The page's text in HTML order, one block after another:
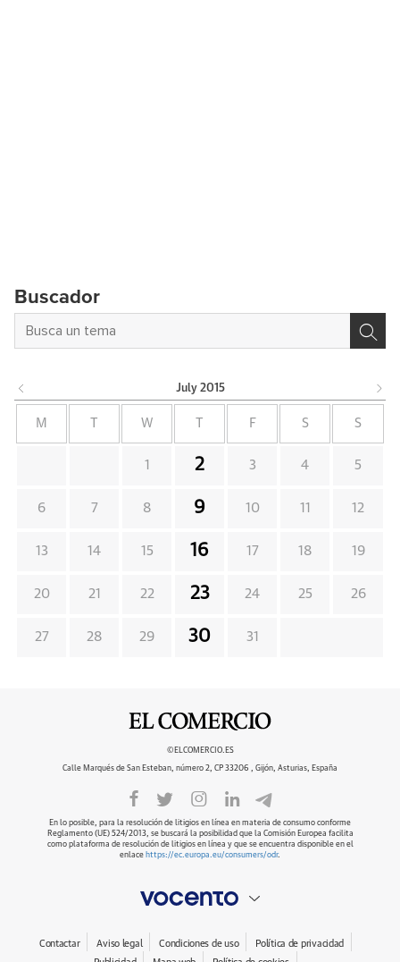
Buscador
July 2015
M W F S S
1 2 3 4 5
6 7 8 9 10 11 12
13 14 15 16 17 18 19
20 21 22 23 24 25 26
27 28 29 30 31
©ELCOMERCIO.ES
Calle Marqués de San Esteban, número 2, CP 33206 , Gijón, Asturias, España
En lo posible, para la resolución de litigios en línea en materia de consumo conforme
Reglamento (UE) 524/2013, se buscará la posibilidad que la Comisión Europea facilita
como plataforma de resolución de litigios en línea y que se encuentra disponible en el
enlace https://ec.europa.eu/consumers/odr.
Contactar Aviso legal Condiciones de uso
Política de privacidad